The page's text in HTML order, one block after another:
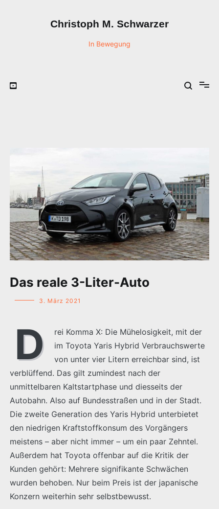
Christoph M. Schwarzer
In Bewegung
Das reale 3-Liter-Auto
3. März 2021
D
rei Komma X: Die Mühelosigkeit, mit der
im Toyota Yaris Hybrid Verbrauchswerte
von unter vier Litern erreichbar sind, ist
verblüffend. Das gilt zumindest nach der
unmittelbaren Kaltstartphase und diesseits der
Autobahn. Also auf Bundesstraßen und in der Stadt.
Die zweite Generation des Yaris Hybrid unterbietet
den niedrigen Kraftstoffkonsum des Vorgängers
meistens – aber nicht immer – um ein paar Zehntel.
Außerdem hat Toyota offenbar auf die Kritik der
Kunden gehört: Mehrere signifikante Schwächen
wurden behoben. Nur beim Preis ist der japanische
Konzern weiterhin sehr selbstbewusst.